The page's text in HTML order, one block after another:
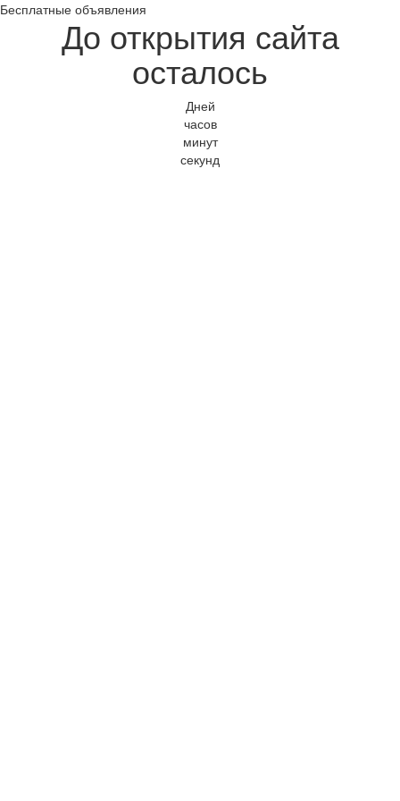
Бесплатные объявления
До открытия сайта
осталось
Дней
часов
минут
секунд